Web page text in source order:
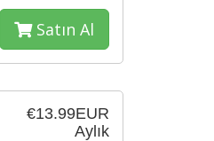
Satın Al
€13.99EUR
Aylık